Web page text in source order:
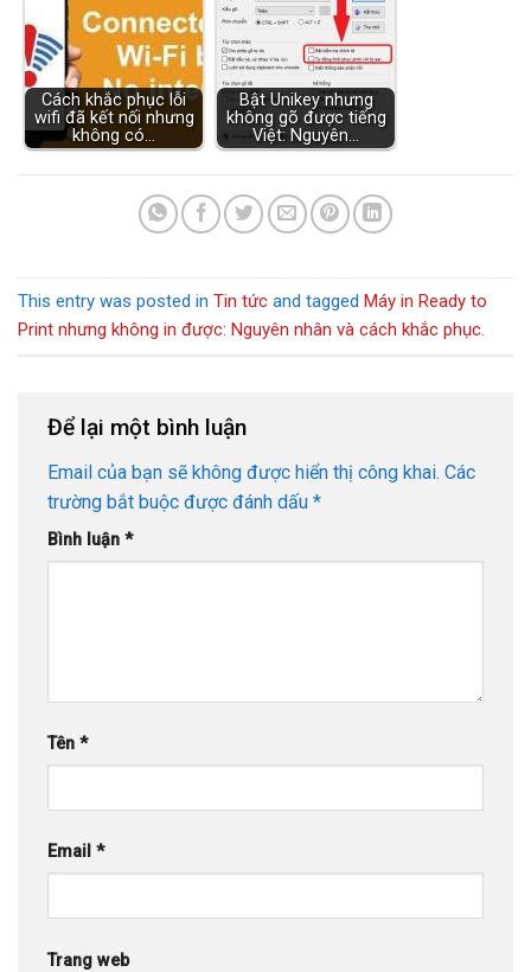
Cách khắc phục lỗi
wifi đã kết nối nhưng
không có…
Bật Unikey nhưng
không gõ được tiếng
Việt: Nguyên…
This entry was posted in Tin tức and tagged Máy in Ready to
Print nhưng không in được: Nguyên nhân và cách khắc phục.
Để lại một bình luận
Email của bạn sẽ không được hiển thị công khai. Các
trường bắt buộc được đánh dấu *
Bình luận *
Tên *
Email *
Trang web